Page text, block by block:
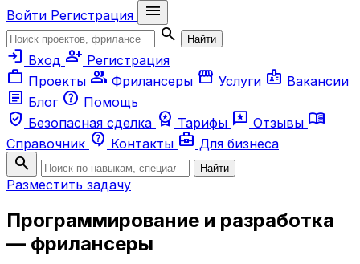
Войти Регистрация
menu
search
Найти
login Вход person_add Регистрация
work Проекты group Фрилансеры storefront Услуги badge Вакансии
article Блог help Помощь
verified_user Безопасная сделка workspace_premium Тарифы reviews Отзывы menu_book
Справочник contact_support Контакты business_center Для бизнеса
search Найти
Разместить задачу
Программирование и разработка
— фрилансеры